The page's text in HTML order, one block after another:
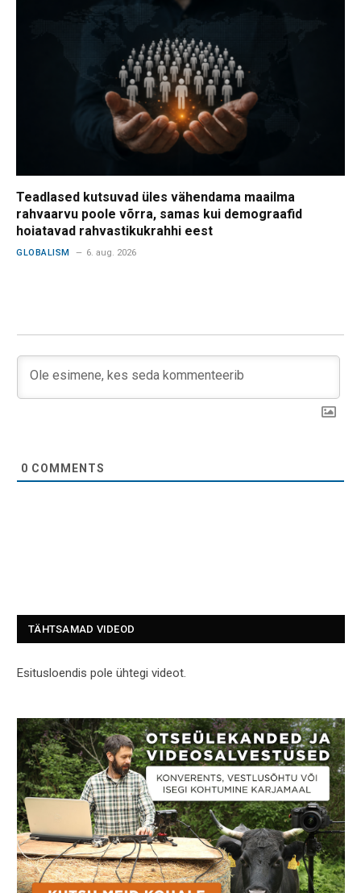
Teadlased kutsuvad üles vähendama maailma
rahvaarvu poole võrra, samas kui demograafid
hoiatavad rahvastikukrahhi eest
GLOBALISM 6. aug. 2026
0 COMMENTS
TÄHTSAMAD VIDEOD
Esitusloendis pole ühtegi videot.